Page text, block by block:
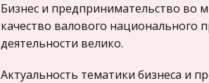
Бизнес и предпринимательство во
качество валового национального
деятельности велико.
Актуальность тематики бизнеса и